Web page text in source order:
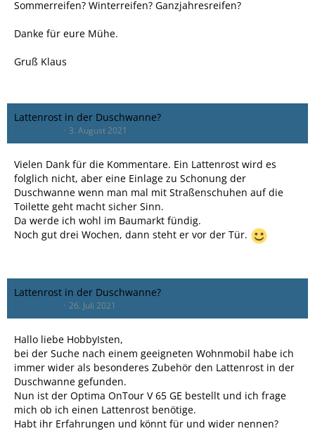
Sommerreifen? Winterreifen? Ganzjahresreifen?
Danke für eure Mühe.
Gruß Klaus
Lattenrost in der Duschwanne?
3. August 2021
Vielen Dank für die Kommentare. Ein Lattenrost wird es
folglich nicht, aber eine Einlage zu Schonung der
Duschwanne wenn man mal mit Straßenschuhen auf die
Toilette geht macht sicher Sinn.
Da werde ich wohl im Baumarkt fündig.
Noch gut drei Wochen, dann steht er vor der Tür.
Lattenrost in der Duschwanne?
26. Juli 2021
Hallo liebe HobbyIsten,
bei der Suche nach einem geeigneten Wohnmobil habe ich
immer wider als besonderes Zubehör den Lattenrost in der
Duschwanne gefunden.
Nun ist der Optima OnTour V 65 GE bestellt und ich frage
mich ob ich einen Lattenrost benötige.
Habt ihr Erfahrungen und könnt für und wider nennen?